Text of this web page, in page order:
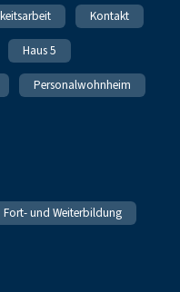
Kontakt
Haus 5
Personalwohnheim
Fort- und Weiterbildung